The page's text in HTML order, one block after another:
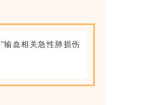
血相关急性肺损伤